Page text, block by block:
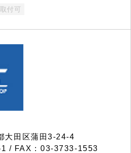
付可
田区蒲田3-24-4
/ FAX：03-3733-1553